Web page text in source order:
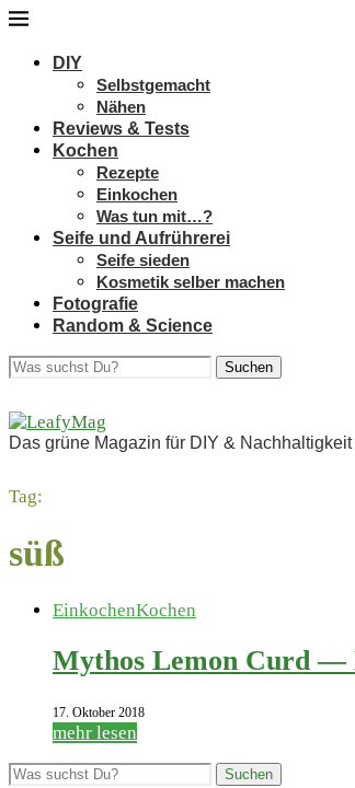
DIY
Selbstgemacht
Nähen
Reviews & Tests
Kochen
Rezepte
Einkochen
Was tun mit…?
Seife und Aufrührerei
Seife sieden
Kosmetik selber machen
Fotografie
Random & Science
Suchen
Das grüne Magazin für DIY & Nachhaltigkeit
Tag:
süß
EinkochenKochen
Mythos Lemon Curd —
17. Oktober 2018
mehr lesen